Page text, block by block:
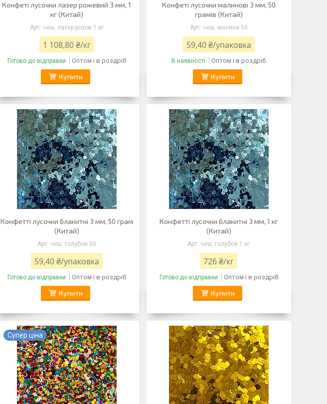
Конфеті лусочки лазер рожевий 3 мм, 1
кг (Китай)
чеш. лазер розов 1 кг
1 108,80 ₴/кг
Готово до відправки Оптом і в роздріб
Купити
Конфеті лусочки малинові 3 мм, 50
грамів (Китай)
чеш. малина 50
59,40 ₴/упаковка
В наявності Оптом і в роздріб
Купити
Конфетті лусочки блакитні 3 мм, 50 грам
(Китай)
чеш. голубой 50
59,40 ₴/упаковка
Готово до відправки Оптом і в роздріб
Купити
Конфетті лусочки блакитні 3 мм, 1 кг
(Китай)
чеш. голубой 1 кг
726 ₴/кг
Готово до відправки Оптом і в роздріб
Купити
Супер ціна